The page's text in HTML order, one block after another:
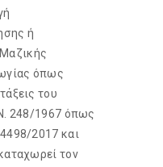
ή
όπως
του
248/1967 όπως
2017 και
τον